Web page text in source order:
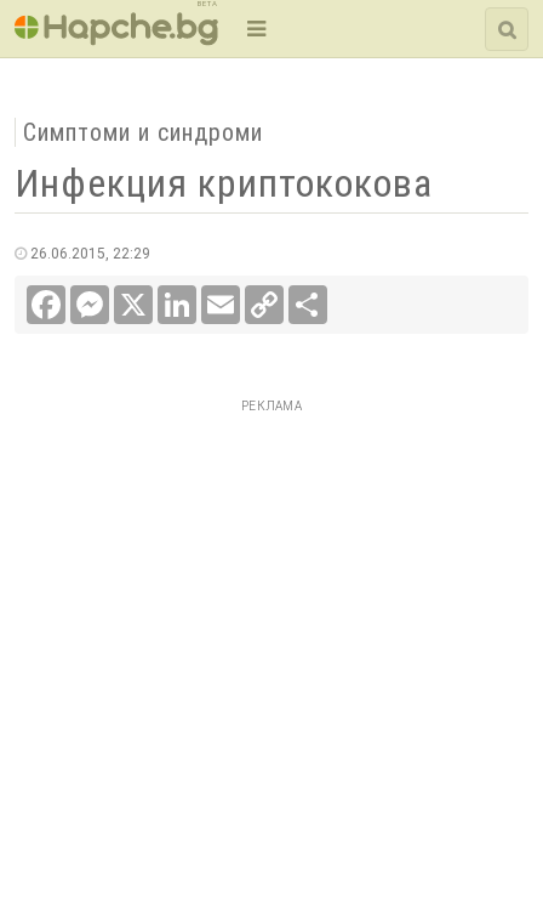
BETA
Симптоми и синдроми
Инфекция криптококова
26.06.2015, 22:29
FacebookMessenger LinkedInEmail
Copy
Link
РЕКЛАМА